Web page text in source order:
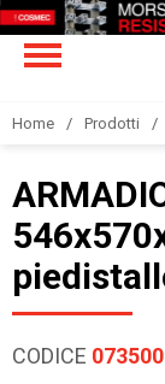
Home Prodotti
CODICE